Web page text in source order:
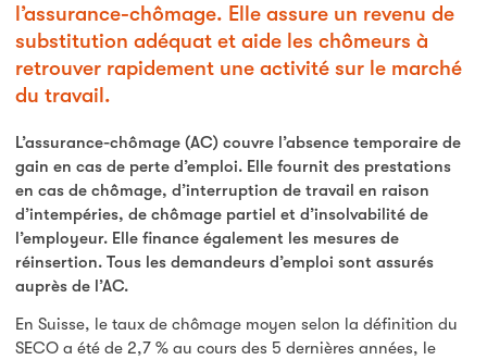
l’assurance-chômage. Elle assure un revenu de
substitution adéquat et aide les chômeurs à
retrouver rapidement une activité sur le marché
du travail.
L’assurance-chômage (AC) couvre l’absence temporaire de
gain en cas de perte d’emploi. Elle fournit des prestations
en cas de chômage, d’interruption de travail en raison
d’intempéries, de chômage partiel et d’insolvabilité de
l’employeur. Elle finance également les mesures de
réinsertion. Tous les demandeurs d’emploi sont assurés
auprès de l’AC.
En Suisse, le taux de chômage moyen selon la définition du
SECO a été de 2,7 % au cours des 5 dernières années, le